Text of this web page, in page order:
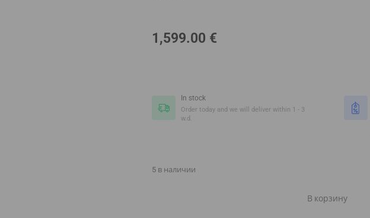
1,599.00 €
In stock
Order today and we will deliver within 1 - 3
w.d.
5 в наличии
В корзину